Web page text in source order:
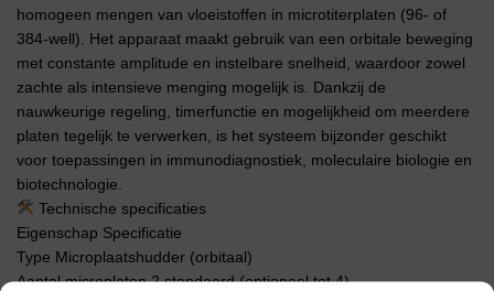
homogeen mengen van vloeistoffen in microtiterplaten (96- of
384-well). Het apparaat maakt gebruik van een orbitale beweging
met constante amplitude en instelbare snelheid, waardoor zowel
zachte als intensieve menging mogelijk is. Dankzij de
nauwkeurige regeling, timerfunctie en mogelijkheid om meerdere
platen tegelijk te verwerken, is het systeem bijzonder geschikt
voor toepassingen in immunodiagnostiek, moleculaire biologie en
biotechnologie.
Technische specificaties
Eigenschap Specificatie
Type Microplaatshudder (orbitaal)
Aantal microplaten 2 standaard (optioneel tot 4)